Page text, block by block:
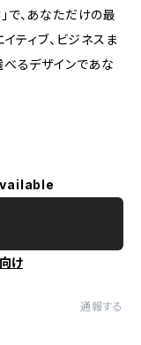
で、あなただけの最
ティブ、ビジネスま
べるデザインであな
け
通報する